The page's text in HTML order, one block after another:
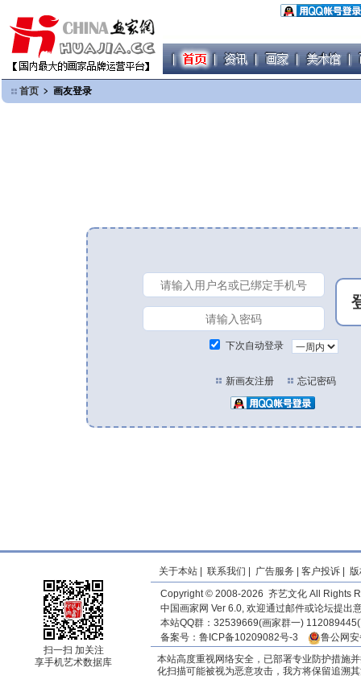
首页 ﹥ 画友登录
下次自动登录
新画友注册 忘记密码
扫一扫 加关注
享手机艺术数据库
关于本站 联系我们 广告服务 客户投诉
Copyright © 2008-2026 齐艺文化 All Rights
中国画家网 Ver 6.0, 欢迎通过邮件或论坛提出
本站QQ群：32539669(画家群一)
备案号： 鲁ICP备10209082号-3
鲁公网
本站高度重视网络安全，已部署专业防护措施
化扫描可能被视为恶意攻击，我方将保留追溯